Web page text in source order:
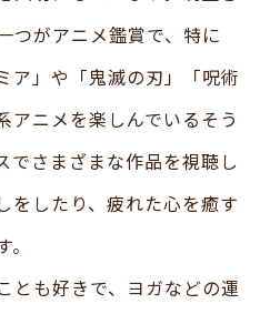
つがアニメ鑑賞で、特に
ア」や「鬼滅の刃」「呪術
アニメを楽しんでいるそう
でさまざまな作品を視聴し
をしたり、疲れた心を癒す
とも好きで、ヨガなどの運